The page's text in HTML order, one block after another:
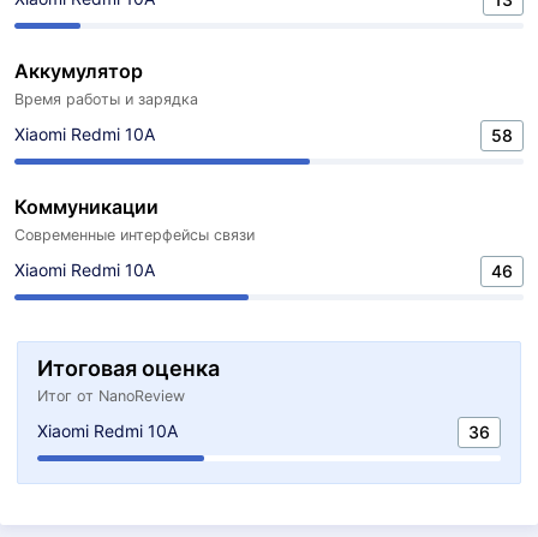
Аккумулятор
Время работы и зарядка
Xiaomi Redmi 10A 58
Коммуникации
Современные интерфейсы связи
Xiaomi Redmi 10A 46
Итоговая оценка
Итог от NanoReview
Xiaomi Redmi 10A 36